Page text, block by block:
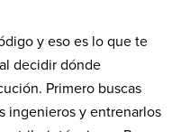
y eso es lo que te
decidir dónde
Primero buscas
ingenieros y entrenarlos